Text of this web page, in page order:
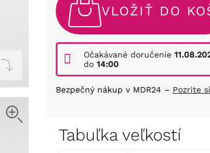
VLOŽIŤ DO
Očakávané doručenie
do 14:00
Bezpečný nákup v MDR24 – Pozrite
Tabuľka veľkostí